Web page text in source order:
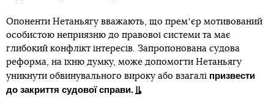
Опоненти Нетаньягу вважають, що премʼєр мотивований
особистою неприязню до правової системи та має
глибокий конфлікт інтересів. Запропонована судова
реформа, на їхню думку, може допомогти Нетаньягу
уникнути обвинувального вироку або взагалі призвести
до закриття судової справи.